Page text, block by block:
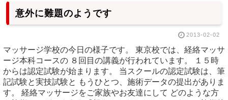
意外に難題のようです
2013-02-02
マッサージ学校の今日の様子です。 東京校では、経絡マッサ
ージ本科コースの ８回目の講義が行われています。 １５時
からは認定試験が始まります。 当スクールの認定試験は、筆
記試験と実技試験と もうひとつ、施術データの提出がありま
す。 経絡マッサージをご家族やお友達にして どのような方